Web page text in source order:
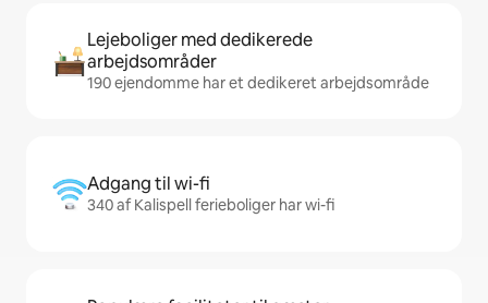
Lejeboliger med dedikerede
arbejdsområder
190 ejendomme har et dedikeret arbejdsområde
Adgang til wi-fi
340 af Kalispell ferieboliger har wi-fi